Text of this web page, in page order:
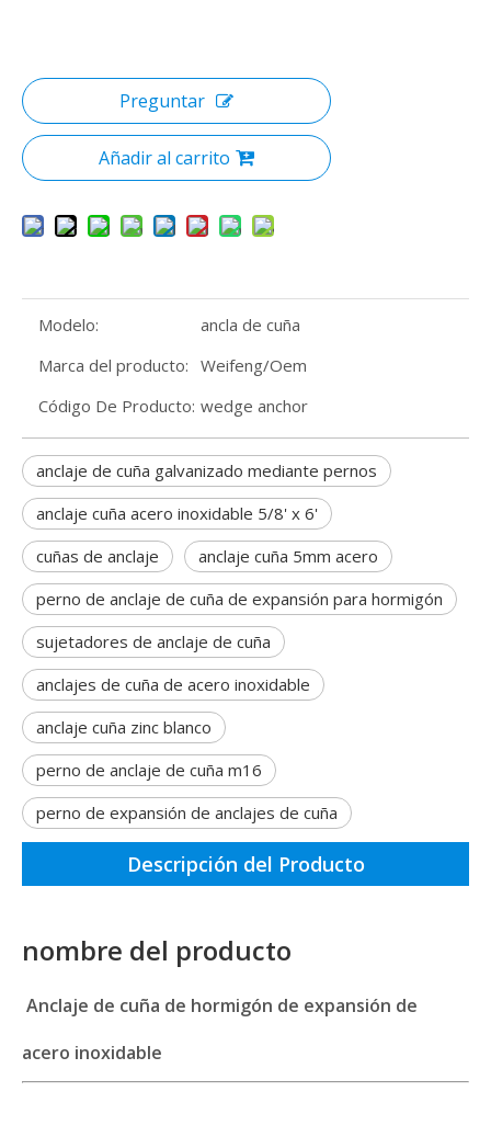
Preguntar
Añadir al carrito
Modelo:
ancla de cuña
Marca del producto: Weifeng/Oem
Código De Producto: wedge anchor
anclaje de cuña galvanizado mediante pernos
anclaje cuña acero inoxidable 5/8' x 6'
cuñas de anclaje
anclaje cuña 5mm acero
perno de anclaje de cuña de expansión para hormigón
sujetadores de anclaje de cuña
anclajes de cuña de acero inoxidable
anclaje cuña zinc blanco
perno de anclaje de cuña m16
perno de expansión de anclajes de cuña
Descripción del Producto
nombre del producto
Anclaje de cuña de hormigón de expansión de
acero inoxidable